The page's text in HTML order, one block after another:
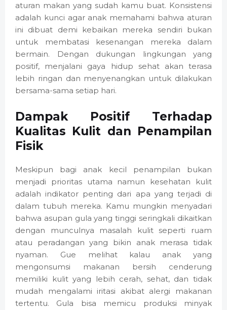
aturan makan yang sudah kamu buat. Konsistensi
adalah kunci agar anak memahami bahwa aturan
ini dibuat demi kebaikan mereka sendiri bukan
untuk membatasi kesenangan mereka dalam
bermain. Dengan dukungan lingkungan yang
positif, menjalani gaya hidup sehat akan terasa
lebih ringan dan menyenangkan untuk dilakukan
bersama-sama setiap hari.
Dampak Positif Terhadap
Kualitas Kulit dan Penampilan
Fisik
Meskipun bagi anak kecil penampilan bukan
menjadi prioritas utama namun kesehatan kulit
adalah indikator penting dari apa yang terjadi di
dalam tubuh mereka. Kamu mungkin menyadari
bahwa asupan gula yang tinggi seringkali dikaitkan
dengan munculnya masalah kulit seperti ruam
atau peradangan yang bikin anak merasa tidak
nyaman. Gue melihat kalau anak yang
mengonsumsi makanan bersih cenderung
memiliki kulit yang lebih cerah, sehat, dan tidak
mudah mengalami iritasi akibat alergi makanan
tertentu. Gula bisa memicu produksi minyak